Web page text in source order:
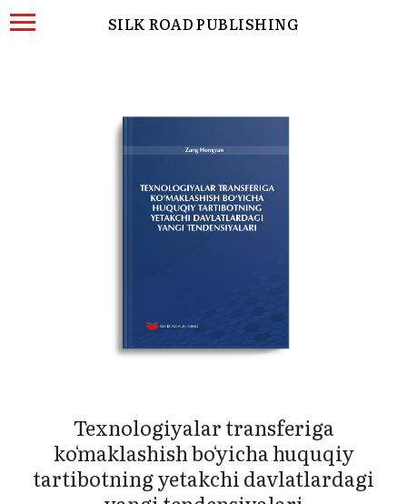
SILK ROAD PUBLISHING
Texnologiyalar transferiga
koʻmaklashish boʻyicha huquqiy
tartibotning yetakchi davlatlardagi